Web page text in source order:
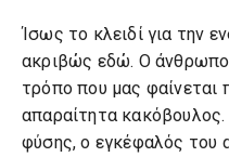
Ίσως το κλειδί για την
ακριβώς εδώ. Ο
τρόπο που μας φαίνεται
απαραίτητα κακόβουλος.
φύσης, ο εγκέφαλός του